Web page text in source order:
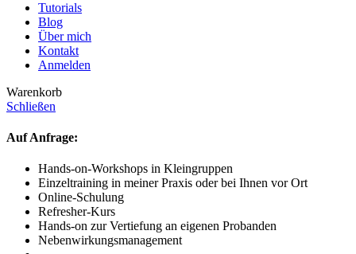
Tutorials
Blog
Über mich
Kontakt
Anmelden
Warenkorb
Schließen
Auf Anfrage:
Hands-on-Workshops in Kleingruppen
Einzeltraining in meiner Praxis oder bei Ihnen vor Ort
Online-Schulung
Refresher-Kurs
Hands-on zur Vertiefung an eigenen Probanden
Nebenwirkungsmanagement